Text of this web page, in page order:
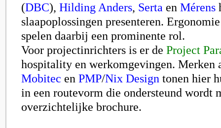
(DBC), Hilding Anders, Serta en Mérens
slaapoplossingen presenteren.
spelen daarbij een prominente rol.
Voor projectinrichters is er de Project
hospitality en werkomgevingen. Merken
Mobitec en PMP/Nix Design tonen hier
in een routevorm die ondersteund wordt
overzichtelijke brochure.